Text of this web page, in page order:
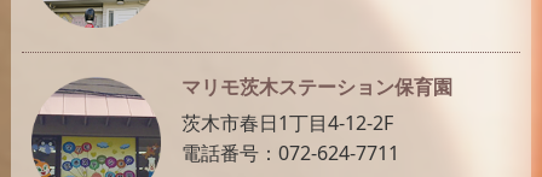
マリモ茨木ステーション保育園
茨木市春日1丁目4-12-2F
電話番号：072-624-7711